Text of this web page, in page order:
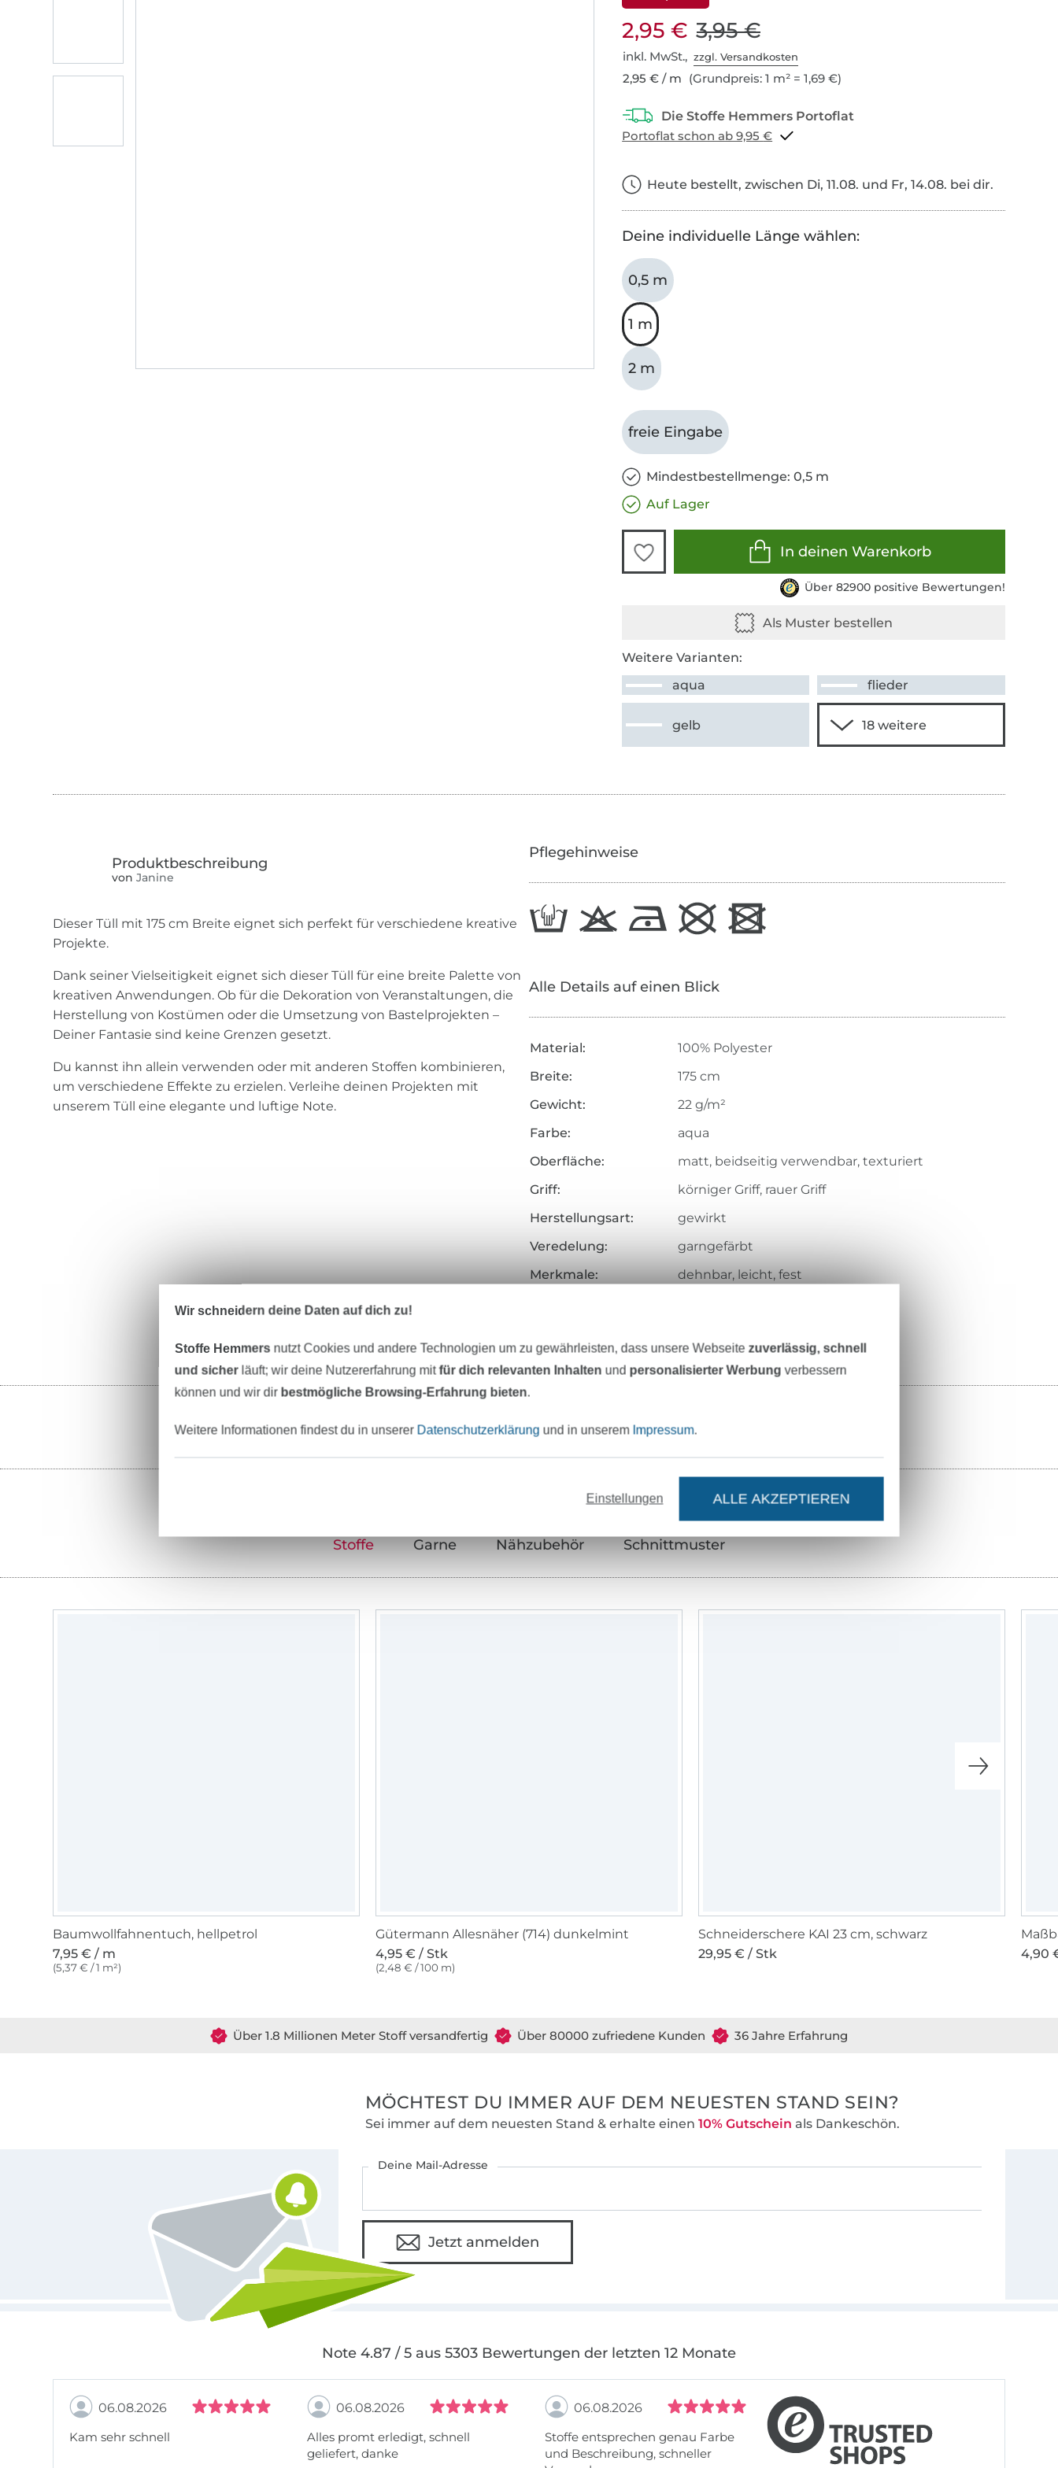
2,95 € 3,95 €
inkl. MwSt.,zzgl. Versandkosten
2,95 € / m (Grundpreis: 1 m² = 1,69 €)
Portoflat schon ab 9,95 €
Heute bestellt, zwischen Di, 11.08. und Fr, 14.08. bei dir.
Deine individuelle Länge wählen:
0,5 m
1 m
2 m
freie Eingabe
Mindestbestellmenge: 0,5 m
Auf Lager
In deinen Warenkorb
Über 82900 positive Bewertungen!
Weitere Varianten:
aqua
flieder
gelb
von Janine
Dieser Tüll mit 175 cm Breite eignet sich perfekt für verschiedene kreative
Projekte.
Dank seiner Vielseitigkeit eignet sich dieser Tüll für eine breite Palette von
kreativen Anwendungen. Ob für die Dekoration von Veranstaltungen, die
Herstellung von Kostümen oder die Umsetzung von Bastelprojekten –
Deiner Fantasie sind keine Grenzen gesetzt.
Du kannst ihn allein verwenden oder mit anderen Stoffen kombinieren,
um verschiedene Effekte zu erzielen. Verleihe deinen Projekten mit
unserem Tüll eine elegante und luftige Note.
Pflegehinweise
Alle Details auf einen Blick
Material:
100% Polyester
Breite:
175 cm
Gewicht:
22 g/m²
Farbe:
aqua
Oberfläche:
matt, beidseitig verwendbar, texturiert
Griff:
körniger Griff, rauer Griff
Herstellungsart:
gewirkt
Veredelung:
garngefärbt
Merkmale:
dehnbar, leicht, fest
Unser Tipp: Das passt dazu
Stoffe Garne Nähzubehör Schnittmuster
Baumwollfahnentuch, hellpetrol
7,95 € / m
(5,37 € / 1 m²)
Gütermann Allesnäher (714) dunkelmint
4,95 € / Stk
(2,48 € / 100 m)
Schneiderschere KAI 23 cm, schwarz
29,95 € / Stk
4,90
Über 1.8 Millionen Meter Stoff versandfertig Über 80000 zufriedene Kunden 36 Jahre Erfahrung
MÖCHTEST DU IMMER AUF DEM NEUESTEN STAND SEIN?
Sei immer auf dem neuesten Stand & erhalte einen 10% Gutschein als Dankeschön.
Deine Mail-Adresse
Jetzt anmelden
Note 4.87 / 5 aus 5303 Bewertungen der letzten 12 Monate
06.08.2026
Kam sehr schnell
06.08.2026
Alles promt erledigt, schnell
geliefert, danke
06.08.2026
Stoffe entsprechen genau Farbe
und Beschreibung, schneller
Wir schneidern deine Daten auf dich zu!
Stoffe Hemmers nutzt Cookies und andere Technologien um zu gewährleisten, dass unsere Webseitezuverlässig, schnell
und sicherläuft; wir deine Nutzererfahrung mitfür dich relevanten Inhalten und personalisierter Werbung verbessern
können und wir dir bestmögliche Browsing-Erfahrung bieten.
Weitere Informationen findest du in unserer Datenschutzerklärung und in unserem Impressum.
Einstellungen ALLE AKZEPTIEREN